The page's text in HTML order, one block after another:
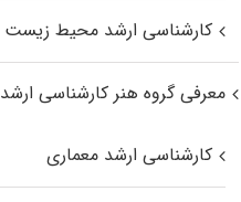
کارشناسی ارشد محیط زیست
معرفی گروه هنر کارشناسی ارشد
کارشناسی ارشد معماری